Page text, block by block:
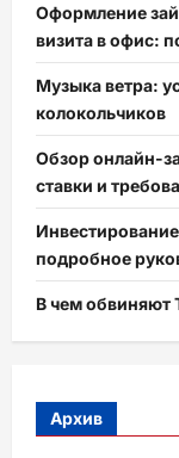
Оформление
визита в офис:
Музыка ветра:
колокольчиков
Обзор онлайн-
ставки и
подробное
В чем обвиняют
Архив